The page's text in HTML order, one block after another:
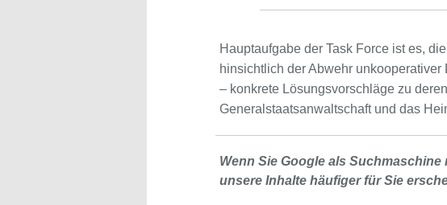
Hauptaufgabe der Task Force ist es,
hinsichtlich der Abwehr
– konkrete Lösungsvorschläge zu
Generalstaatsanwaltschaft und das
Wenn Sie Google als
unsere Inhalte häufiger für Sie